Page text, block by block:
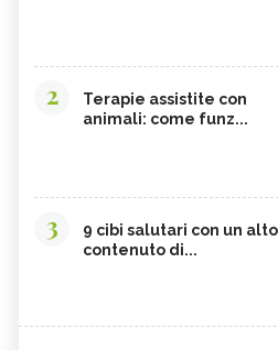
2
Terapie assistite con
animali: come funz...
3
9 cibi salutari con un alto
contenuto di...